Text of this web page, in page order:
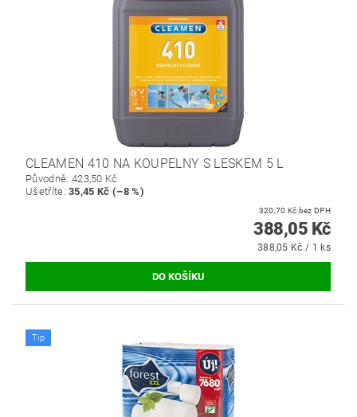
CLEAMEN 410 NA KOUPELNY S LESKEM 5 L
Původně: 423,50 Kč
Ušetříte:35,45 Kč (–8 %)
320,70 Kč bez DPH
388,05 Kč
388,05 Kč / 1 ks
Tip